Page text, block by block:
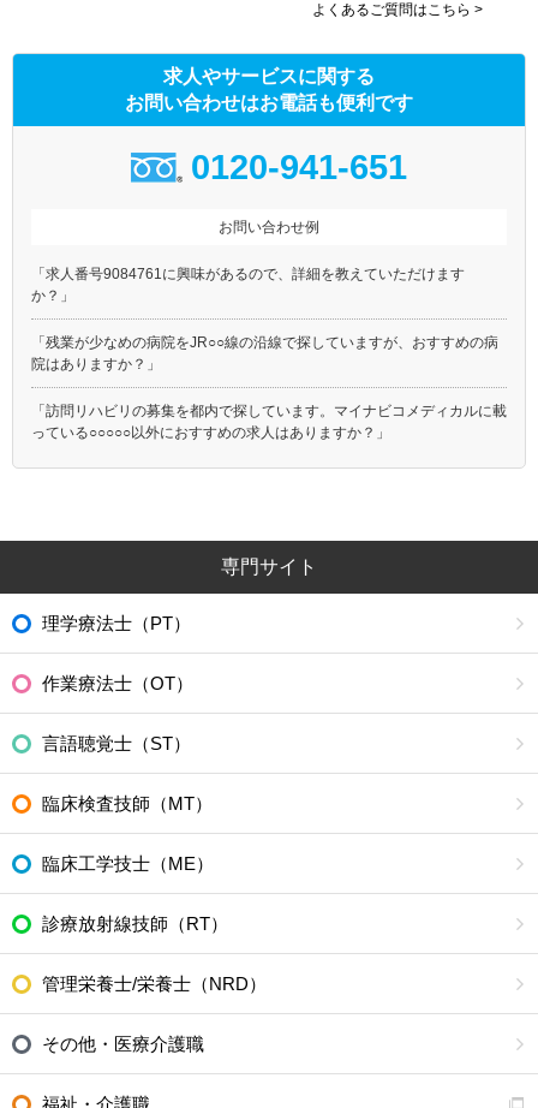
よくあるご質問はこちら >
求人やサービスに関する
お問い合わせはお電話も便利です
0120-941-651
お問い合わせ例
「求人番号9084761に興味があるので、詳細を教えていただけます
か？」
「残業が少なめの病院をJR○○線の沿線で探していますが、おすすめの病
院はありますか？」
「訪問リハビリの募集を都内で探しています。マイナビコメディカルに載
っている○○○○○以外におすすめの求人はありますか？」
専門サイト
理学療法士（PT）
作業療法士（OT）
言語聴覚士（ST）
臨床検査技師（MT）
臨床工学技士（ME）
診療放射線技師（RT）
管理栄養士/栄養士（NRD）
その他・医療介護職